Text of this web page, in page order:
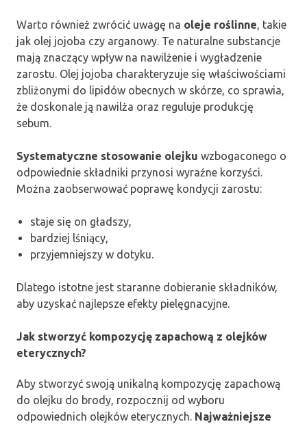
Warto również zwrócić uwagę na oleje roślinne, takie
jak olej jojoba czy arganowy. Te naturalne substancje
mają znaczący wpływ na nawilżenie i wygładzenie
zarostu. Olej jojoba charakteryzuje się właściwościami
zbliżonymi do lipidów obecnych w skórze, co sprawia,
że doskonale ją nawilża oraz reguluje produkcję
sebum.
Systematyczne stosowanie olejku wzbogaconego o
odpowiednie składniki przynosi wyraźne korzyści.
Można zaobserwować poprawę kondycji zarostu:
staje się on gładszy,
bardziej lśniący,
przyjemniejszy w dotyku.
Dlatego istotne jest staranne dobieranie składników,
aby uzyskać najlepsze efekty pielęgnacyjne.
Jak stworzyć kompozycję zapachową z olejków
eterycznych?
Aby stworzyć swoją unikalną kompozycję zapachową
do olejku do brody, rozpocznij od wyboru
odpowiednich olejków eterycznych. Najważniejsze